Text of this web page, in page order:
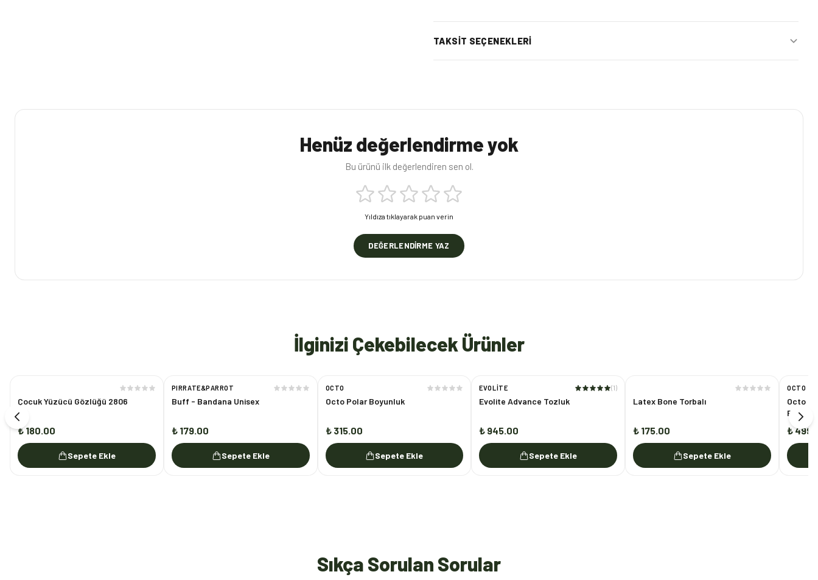
TAKSIT SEÇENEKLERI
Henüz değerlendirme yok
Bu ürünü ilk değerlendiren sen ol.
Yıldıza tıklayarak puan verin
DEĞERLENDIRME YAZ
İlginizi Çekebilecek Ürünler
Çocuk Yüzücü Gözlüğü 2806
₺ 180.00
Sepete Ekle
PIRRATE&PARROT
Buff - Bandana Unisex
₺ 179.00
Sepete Ekle
OCTO
Octo Polar Boyunluk
₺ 315.00
Sepete Ekle
EVOLITE (1)
Evolite Advance Tozluk
₺ 945.00
Sepete Ekle
Latex Bone Torbalı
₺ 175.00
Sepete Ekle
OCTO
Octo
₺
Sıkça Sorulan Sorular